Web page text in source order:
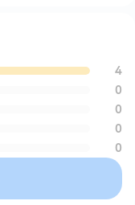
4
0
0
0
0